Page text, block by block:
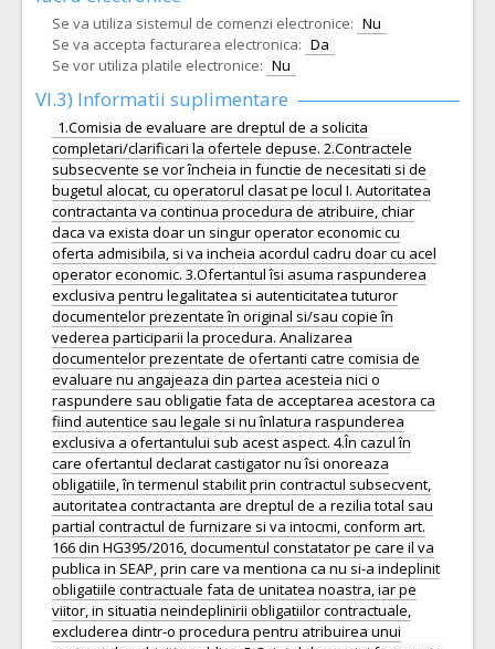
Se va utiliza sistemul de comenzi electronice: Nu
Se va accepta facturarea electronica: Da
Se vor utiliza platile electronice: Nu
VI.3) Informatii suplimentare
1.Comisia de evaluare are dreptul de a solicita
completari/clarificari la ofertele depuse. 2.Contractele
subsecvente se vor încheia in functie de necesitati si de
bugetul alocat, cu operatorul clasat pe locul I. Autoritatea
contractanta va continua procedura de atribuire, chiar
daca va exista doar un singur operator economic cu
oferta admisibila, si va incheia acordul cadru doar cu acel
operator economic. 3.Ofertantul îsi asuma raspunderea
exclusiva pentru legalitatea si autenticitatea tuturor
documentelor prezentate în original si/sau copie în
vederea participarii la procedura. Analizarea
documentelor prezentate de ofertanti catre comisia de
evaluare nu angajeaza din partea acesteia nici o
raspundere sau obligatie fata de acceptarea acestora ca
fiind autentice sau legale si nu înlatura raspunderea
exclusiva a ofertantului sub acest aspect. 4.În cazul în
care ofertantul declarat castigator nu îsi onoreaza
obligatiile, în termenul stabilit prin contractul subsecvent,
autoritatea contractanta are dreptul de a rezilia total sau
partial contractul de furnizare si va intocmi, conform art.
166 din HG395/2016, documentul constatator pe care il va
publica in SEAP, prin care va mentiona ca nu si-a indeplinit
obligatiile contractuale fata de unitatea noastra, iar pe
viitor, in situatia neindeplinirii obligatiilor contractuale,
excluderea dintr-o procedura pentru atribuirea unui